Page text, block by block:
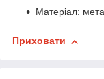
Матеріал:
Приховати